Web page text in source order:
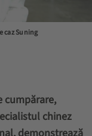
caz Suning
cumpărare,
chinez